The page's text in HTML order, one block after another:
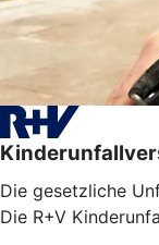
Die gesetzliche
Die R+V